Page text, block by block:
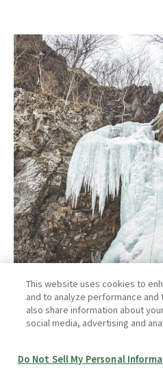
This website uses cookies to
and to analyze performance
also share information about
social media, advertising and
Do Not Sell My Personal